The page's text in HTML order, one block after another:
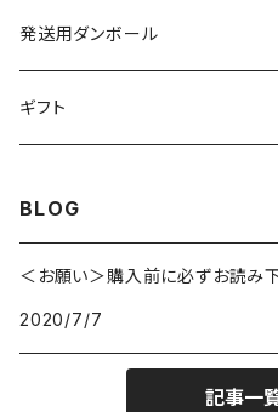
キッチングッズ
スキンケア
化粧水
オイル
ヘアケア
アンダーウェア
ショーツ
小物
ハンカチ
ブローチ
トート
ワンピース
アクセサリー
発送用ダンボール
ギフト
BLOG
＜お願い＞購入前に必ずお読み
2020/7/7
記事一